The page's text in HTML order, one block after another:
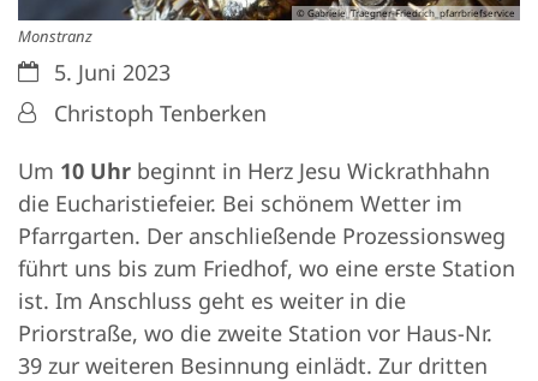
© Gabriele_Traegner-Friedrich_pfarrbriefservice
Monstranz
Datum:5. Juni 2023
Von:Christoph Tenberken
Um 10 Uhr beginnt in Herz Jesu Wickrathhahn
die Eucharistiefeier. Bei schönem Wetter im
Pfarrgarten. Der anschließende Prozessionsweg
führt uns bis zum Friedhof, wo eine erste Station
ist. Im Anschluss geht es weiter in die
Priorstraße, wo die zweite Station vor Haus-Nr.
39 zur weiteren Besinnung einlädt. Zur dritten